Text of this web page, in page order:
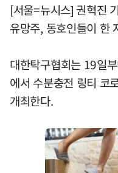
[서울=뉴시스] 권혁진
유망주, 동호인들이 한
대한탁구협회는 19일
에서 수분충전 링티 코
개최한다.